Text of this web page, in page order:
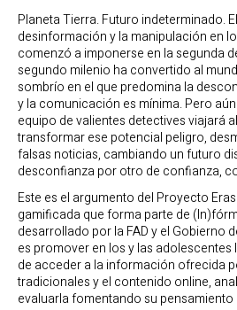
Planeta Tierra. Futuro indeterminado.
desinformación y la manipulación en
comenzó a imponerse en la segunda
segundo milenio ha convertido al
sombrío en el que predomina la
y la comunicación es mínima. Pero
equipo de valientes detectives viajará
transformar ese potencial peligro,
falsas noticias, cambiando un futuro
desconfianza por otro de confianza,
Este es el argumento del Proyecto
gamificada que forma parte de
desarrollado por la FAD y el Gobierno
es promover en los y las adolescentes
de acceder a la información ofrecida
tradicionales y el contenido online,
evaluarla fomentando su